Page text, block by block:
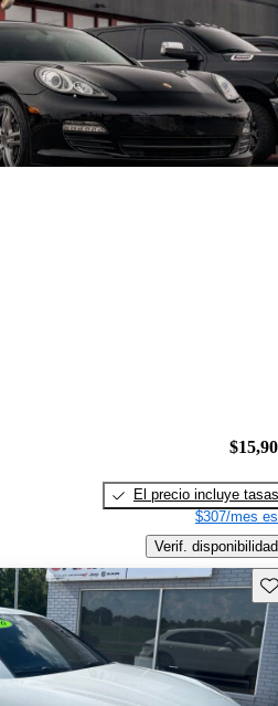
El precio incluye tasas
$307/mes
Verif. disponibilidad